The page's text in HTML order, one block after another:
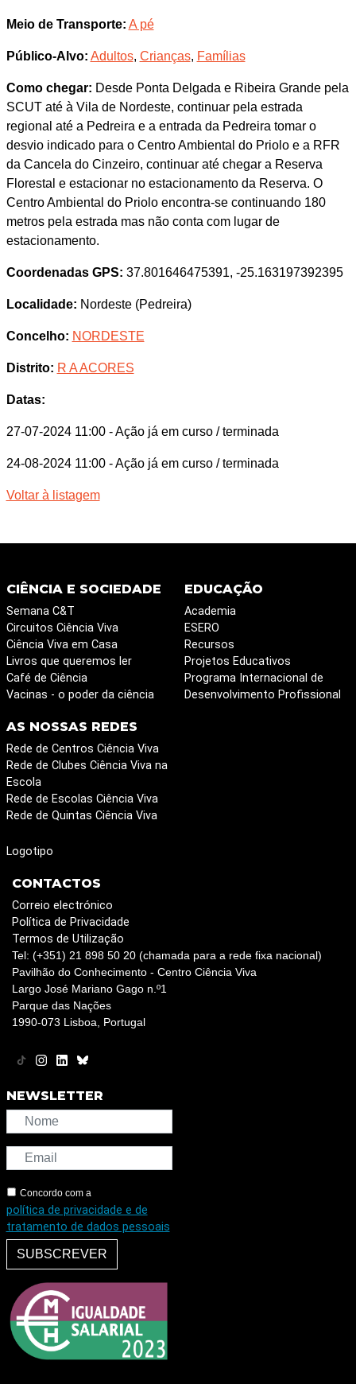
Meio de Transporte: A pé
Público-Alvo: Adultos, Crianças, Famílias
Como chegar: Desde Ponta Delgada e Ribeira Grande pela
SCUT até à Vila de Nordeste, continuar pela estrada
regional até a Pedreira e a entrada da Pedreira tomar o
desvio indicado para o Centro Ambiental do Priolo e a RFR
da Cancela do Cinzeiro, continuar até chegar a Reserva
Florestal e estacionar no estacionamento da Reserva. O
Centro Ambiental do Priolo encontra-se continuando 180
metros pela estrada mas não conta com lugar de
estacionamento.
Coordenadas GPS: 37.801646475391, -25.163197392395
Localidade: Nordeste (Pedreira)
Concelho: NORDESTE
Distrito: R A ACORES
Datas:
27-07-2024 11:00 - Ação já em curso / terminada
24-08-2024 11:00 - Ação já em curso / terminada
Voltar à listagem
CIÊNCIA E SOCIEDADE
Semana C&T
Circuitos Ciência Viva
Ciência Viva em Casa
Livros que queremos ler
Café de Ciência
Vacinas - o poder da ciência
EDUCAÇÃO
Academia
ESERO
Recursos
Projetos Educativos
Programa Internacional de
Desenvolvimento Profissional
AS NOSSAS REDES
Rede de Centros Ciência Viva
Rede de Clubes Ciência Viva na
Escola
Rede de Escolas Ciência Viva
Rede de Quintas Ciência Viva
Logotipo
CONTACTOS
Correio electrónico
Política de Privacidade
Termos de Utilização
Tel: (+351) 21 898 50 20 (chamada para a rede fixa nacional)
Pavilhão do Conhecimento - Centro Ciência Viva
Largo José Mariano Gago n.º1
Parque das Nações
1990-073 Lisboa, Portugal
NEWSLETTER
Concordo com a
política de privacidade e de
tratamento de dados pessoais
SUBSCREVER